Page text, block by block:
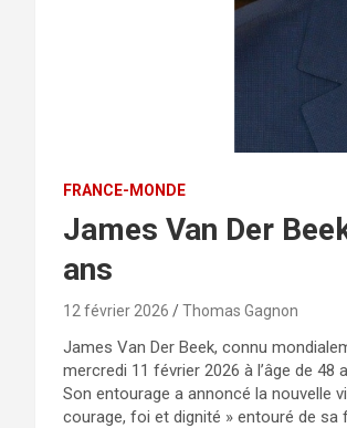
FRANCE-MONDE
James Van Der
ans
12 février 2026 Thomas Gagnon
James Van Der Beek, connu
mercredi 11 février 2026 à l’âge de 48
Son entourage a annoncé la nouvelle
courage, foi et dignité » entouré de sa